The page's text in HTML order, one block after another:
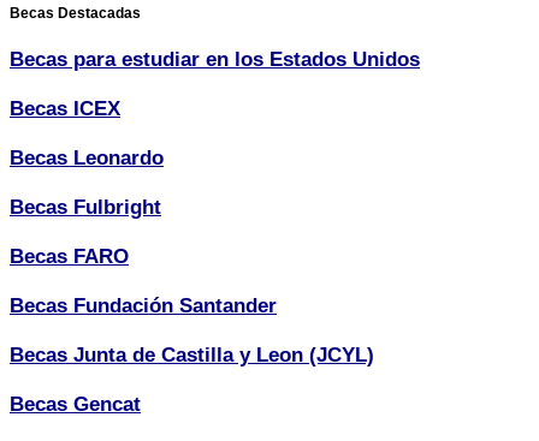
Becas Destacadas
Becas para estudiar en los Estados Unidos
Becas ICEX
Becas Leonardo
Becas Fulbright
Becas FARO
Becas Fundación Santander
Becas Junta de Castilla y Leon (JCYL)
Becas Gencat